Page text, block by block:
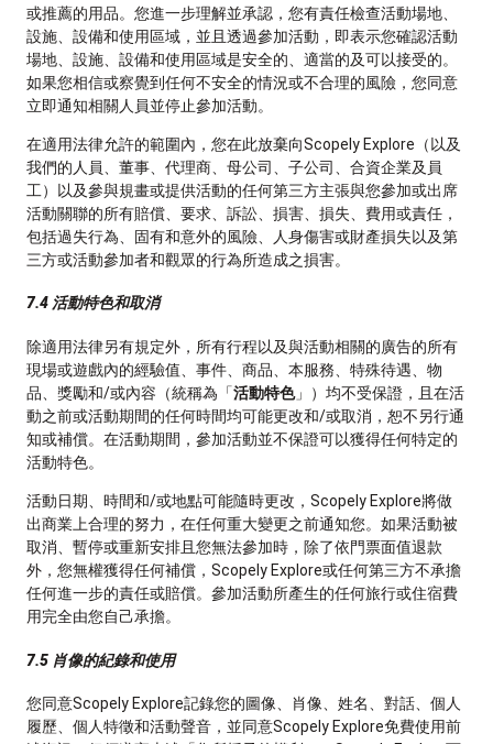
或推薦的用品。您進一步理解並承認，您有責任檢查活動場地、
設施、設備和使用區域，並且透過參加活動，即表示您確認活動
場地、設施、設備和使用區域是安全的、適當的及可以接受的。
如果您相信或察覺到任何不安全的情況或不合理的風險，您同意
立即通知相關人員並停止參加活動。
在適用法律允許的範圍內，您在此放棄向Scopely Explore（以及
我們的人員、董事、代理商、母公司、子公司、合資企業及員
工）以及參與規畫或提供活動的任何第三方主張與您參加或出席
活動關聯的所有賠償、要求、訴訟、損害、損失、費用或責任，
包括過失行為、固有和意外的風險、人身傷害或財產損失以及第
三方或活動參加者和觀眾的行為所造成之損害。
7.4 活動特色和取消
除適用法律另有規定外，所有行程以及與活動相關的廣告的所有
現場或遊戲內的經驗值、事件、商品、本服務、特殊待遇、物
品、獎勵和/或內容（統稱為「活動特色」）均不受保證，且在活
動之前或活動期間的任何時間均可能更改和/或取消，恕不另行通
知或補償。在活動期間，參加活動並不保證可以獲得任何特定的
活動特色。
活動日期、時間和/或地點可能隨時更改，Scopely Explore將做
出商業上合理的努力，在任何重大變更之前通知您。如果活動被
取消、暫停或重新安排且您無法參加時，除了依門票面值退款
外，您無權獲得任何補償，Scopely Explore或任何第三方不承擔
任何進一步的責任或賠償。參加活動所產生的任何旅行或住宿費
用完全由您自己承擔。
7.5 肖像的紀錄和使用
您同意Scopely Explore記錄您的圖像、肖像、姓名、對話、個人
履歷、個人特徵和活動聲音，並同意Scopely Explore免費使用前